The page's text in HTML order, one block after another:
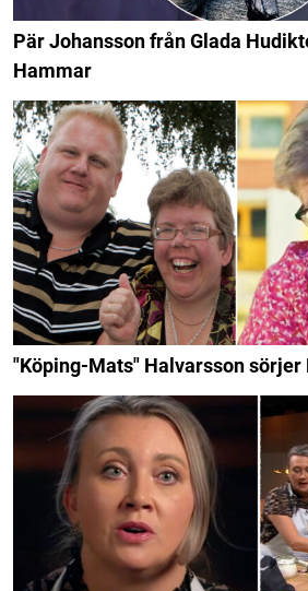
Pär Johansson från Glada
Hammar
"Köping-Mats" Halvarsson